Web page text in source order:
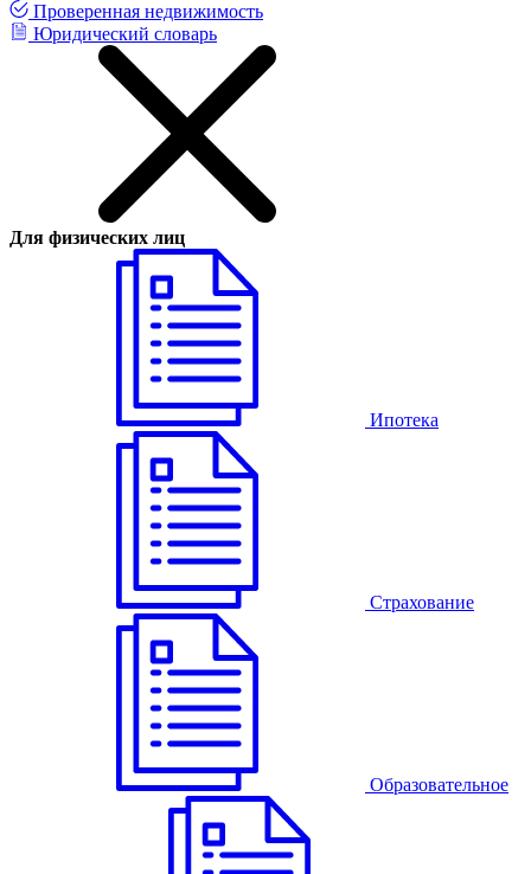
Проверенная недвижимость
Юридический словарь
Для физических лиц
Ипотека
Страхование
Образовательное